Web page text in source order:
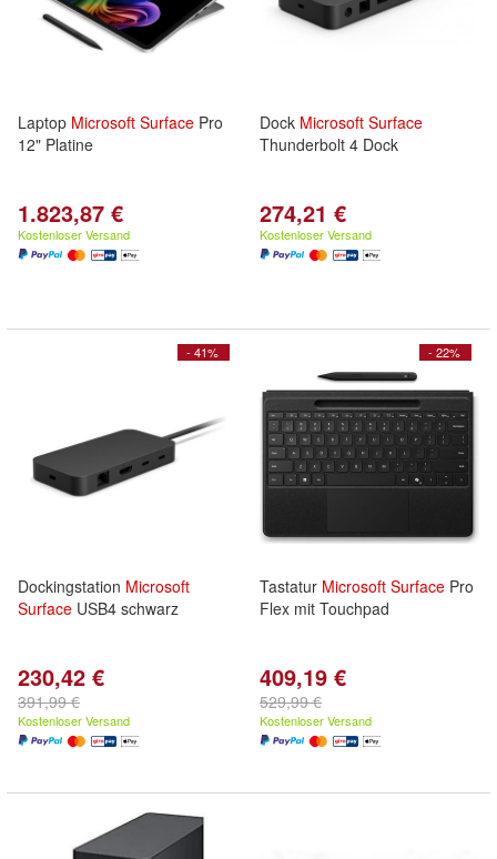
Laptop Microsoft Surface Pro
12" Platine
1.823,87 €
Kostenloser Versand
Dock Microsoft Surface
Thunderbolt 4 Dock
274,21 €
Kostenloser Versand
- 41%
Dockingstation Microsoft
Surface USB4 schwarz
230,42 €
391,99 €
Kostenloser Versand
- 22%
Tastatur Microsoft Surface Pro
Flex mit Touchpad
409,19 €
529,99 €
Kostenloser Versand